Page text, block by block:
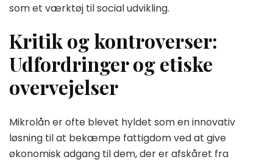
som et værktøj til social udvikling.
Kritik og kontroverser:
Udfordringer og etiske
overvejelser
Mikrolån er ofte blevet hyldet som en innovativ
løsning til at bekæmpe fattigdom ved at give
økonomisk adgang til dem, der er afskåret fra